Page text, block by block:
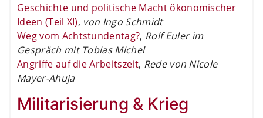
Geschichte und politische Macht ökonomischer
Ideen (Teil XI), von Ingo Schmidt
Weg vom Achtstundentag?, Rolf Euler im
Gespräch mit Tobias Michel
Angriffe auf die Arbeitszeit, Rede von Nicole
Mayer-Ahuja
Militarisierung & Krieg